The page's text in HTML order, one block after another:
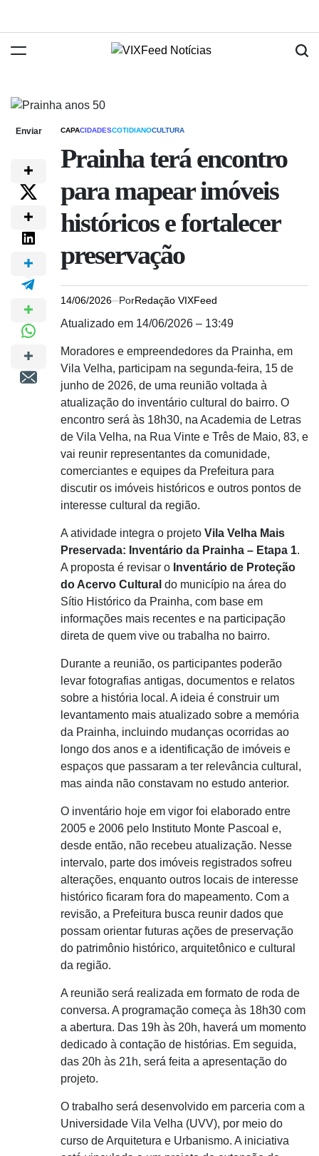
Enviar CAPACIDADESCOTIDIANOCULTURA
Prainha terá encontro
para mapear imóveis
históricos e fortalecer
preservação
14/06/2026 PorRedação VIXFeed
Atualizado em 14/06/2026 – 13:49
Moradores e empreendedores da Prainha, em
Vila Velha, participam na segunda-feira, 15 de
junho de 2026, de uma reunião voltada à
atualização do inventário cultural do bairro. O
encontro será às 18h30, na Academia de Letras
de Vila Velha, na Rua Vinte e Três de Maio, 83, e
vai reunir representantes da comunidade,
comerciantes e equipes da Prefeitura para
discutir os imóveis históricos e outros pontos de
interesse cultural da região.
A atividade integra o projeto Vila Velha Mais
Preservada: Inventário da Prainha – Etapa 1.
A proposta é revisar o Inventário de Proteção
do Acervo Cultural do município na área do
Sítio Histórico da Prainha, com base em
informações mais recentes e na participação
direta de quem vive ou trabalha no bairro.
Durante a reunião, os participantes poderão
levar fotografias antigas, documentos e relatos
sobre a história local. A ideia é construir um
levantamento mais atualizado sobre a memória
da Prainha, incluindo mudanças ocorridas ao
longo dos anos e a identificação de imóveis e
espaços que passaram a ter relevância cultural,
mas ainda não constavam no estudo anterior.
O inventário hoje em vigor foi elaborado entre
2005 e 2006 pelo Instituto Monte Pascoal e,
desde então, não recebeu atualização. Nesse
intervalo, parte dos imóveis registrados sofreu
alterações, enquanto outros locais de interesse
histórico ficaram fora do mapeamento. Com a
revisão, a Prefeitura busca reunir dados que
possam orientar futuras ações de preservação
do patrimônio histórico, arquitetônico e cultural
da região.
A reunião será realizada em formato de roda de
conversa. A programação começa às 18h30 com
a abertura. Das 19h às 20h, haverá um momento
dedicado à contação de histórias. Em seguida,
das 20h às 21h, será feita a apresentação do
projeto.
O trabalho será desenvolvido em parceria com a
Universidade Vila Velha (UVV), por meio do
curso de Arquitetura e Urbanismo. A iniciativa